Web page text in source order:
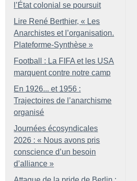
l’État colonial se poursuit
Lire René Berthier, « Les
Anarchistes et l’organisation.
Plateforme-Synthèse »
Football : La FIFA et les USA
marquent contre notre camp
En 1926... et 1956 :
Trajectoires de l’anarchisme
organisé
Journées écosyndicales
2026 : « Nous avons pris
conscience d’un besoin
d’alliance »